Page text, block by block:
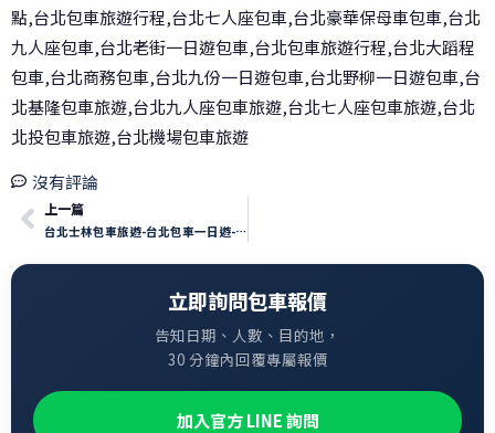
點,台北包車旅遊行程,台北七人座包車,台北豪華保母車包車,台北
九人座包車,台北老街一日遊包車,台北包車旅遊行程,台北大蹈程
包車,台北商務包車,台北九份一日遊包車,台北野柳一日遊包車,台
北基隆包車旅遊,台北九人座包車旅遊,台北七人座包車旅遊,台北
北投包車旅遊,台北機場包車旅遊
沒有評論
上一篇
台北士林包車旅遊-台北包車一日遊-台北士林官邸
立即詢問包車報價
告知日期、人數、目的地，
30 分鐘內回覆專屬報價
加入官方 LINE 詢問